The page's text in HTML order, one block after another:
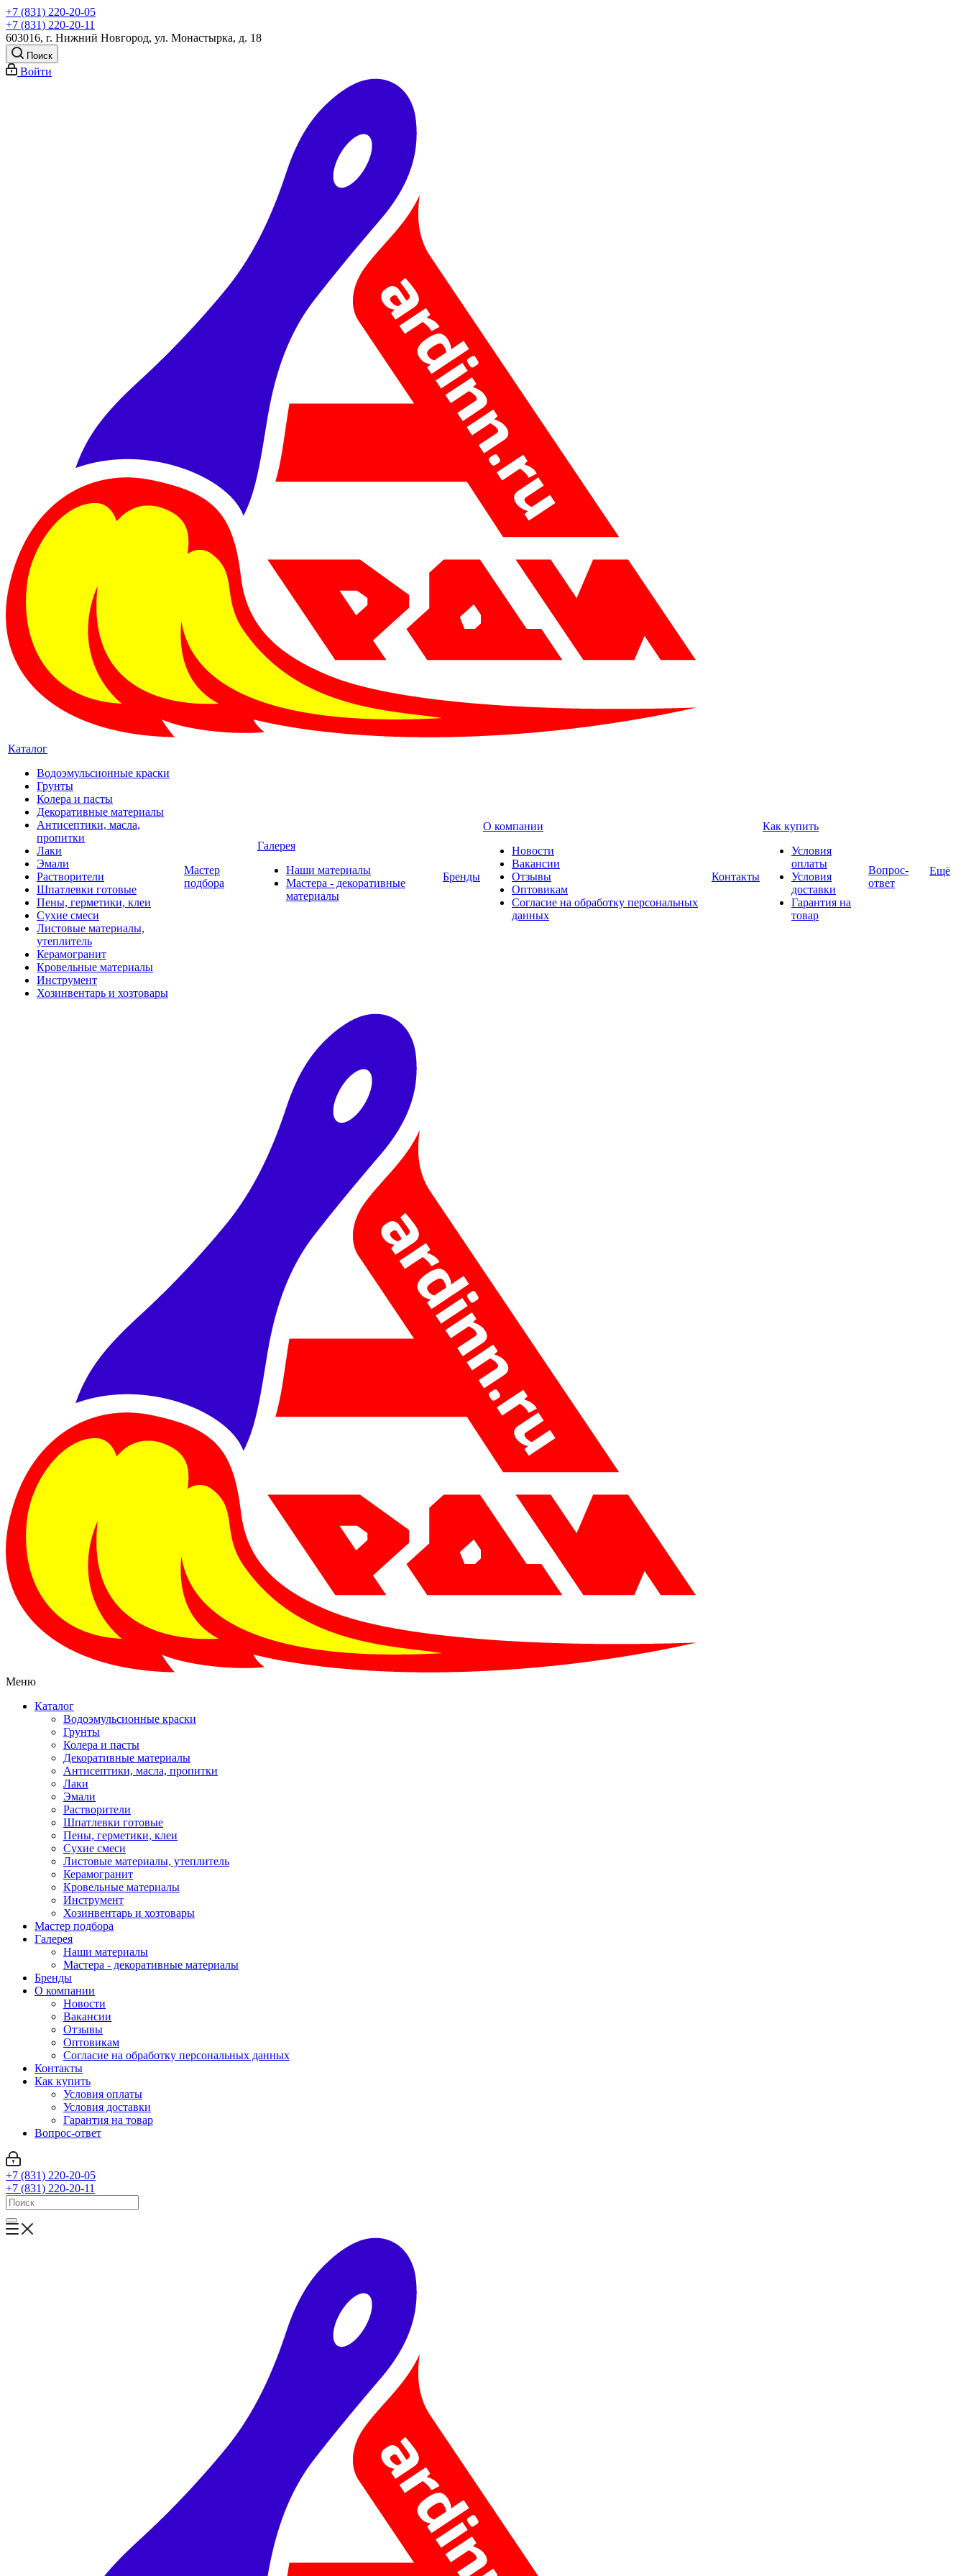
+7 (831) 220-20-05
+7 (831) 220-20-11
603016, г. Нижний Новгород, ул. Монастырка, д. 18
Поиск
Войти
Каталог
Водоэмульсионные краски
Грунты
Колера и пасты
Декоративные материалы
Антисептики, масла,
пропитки
Лаки
Эмали
Растворители
Шпатлевки готовые
Пены, герметики, клеи
Сухие смеси
Листовые материалы,
утеплитель
Керамогранит
Кровельные материалы
Инструмент
Хозинвентарь и хозтовары
Мастер
подбора
Галерея
Наши материалы
Мастера - декоративные
материалы
Бренды
О компании
Новости
Вакансии
Отзывы
Оптовикам
Cогласие на обработку персональных
данных
Контакты
Как купить
Условия
оплаты
Условия
доставки
Гарантия на
товар
Вопрос-
ответ
Ещё
Меню
Каталог
Водоэмульсионные краски
Грунты
Колера и пасты
Декоративные материалы
Антисептики, масла, пропитки
Лаки
Эмали
Растворители
Шпатлевки готовые
Пены, герметики, клеи
Сухие смеси
Листовые материалы, утеплитель
Керамогранит
Кровельные материалы
Инструмент
Хозинвентарь и хозтовары
Мастер подбора
Галерея
Наши материалы
Мастера - декоративные материалы
Бренды
О компании
Новости
Вакансии
Отзывы
Оптовикам
Cогласие на обработку персональных данных
Контакты
Как купить
Условия оплаты
Условия доставки
Гарантия на товар
Вопрос-ответ
+7 (831) 220-20-05
+7 (831) 220-20-11